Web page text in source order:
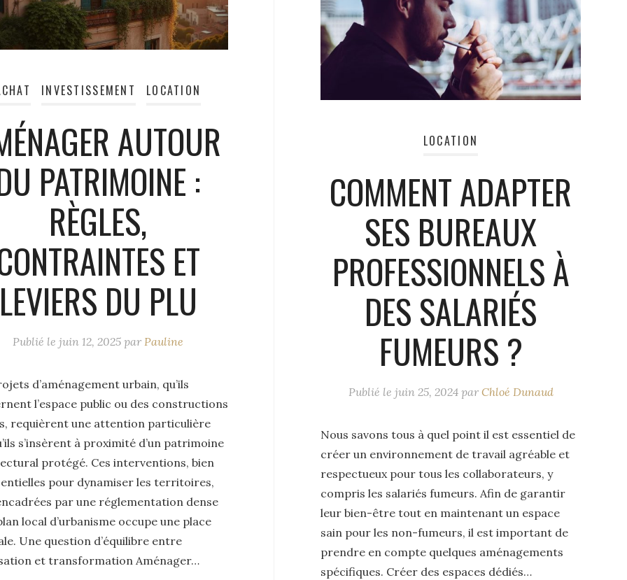
INVESTISSEMENT LOCATION
AUTOUR
PATRIMOINE :
RÈGLES,
ET
DU PLU
Publié le juin 12, 2025 par Pauline
d’aménagement urbain, qu’ils
l’espace public ou des constructions
requièrent une attention particulière
s’insèrent à proximité d’un patrimoine
protégé. Ces interventions, bien
pour dynamiser les territoires,
par une réglementation dense
local d’urbanisme occupe une place
Une question d’équilibre entre
et transformation Aménager…
LOCATION
COMMENT ADAPTER
SES BUREAUX
PROFESSIONNELS À
DES SALARIÉS
FUMEURS ?
Publié le juin 25, 2024 par Chloé Dunaud
Nous savons tous à quel point il est essentiel de
créer un environnement de travail agréable et
respectueux pour tous les collaborateurs, y
compris les salariés fumeurs. Afin de garantir
leur bien-être tout en maintenant un espace
sain pour les non-fumeurs, il est important de
prendre en compte quelques aménagements
spécifiques. Créer des espaces dédiés…